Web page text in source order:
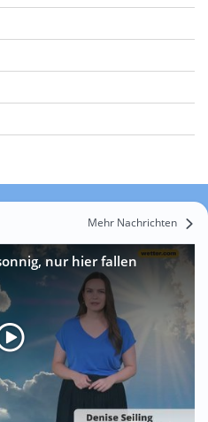
Mehr Nachrichten
nur hier fallen